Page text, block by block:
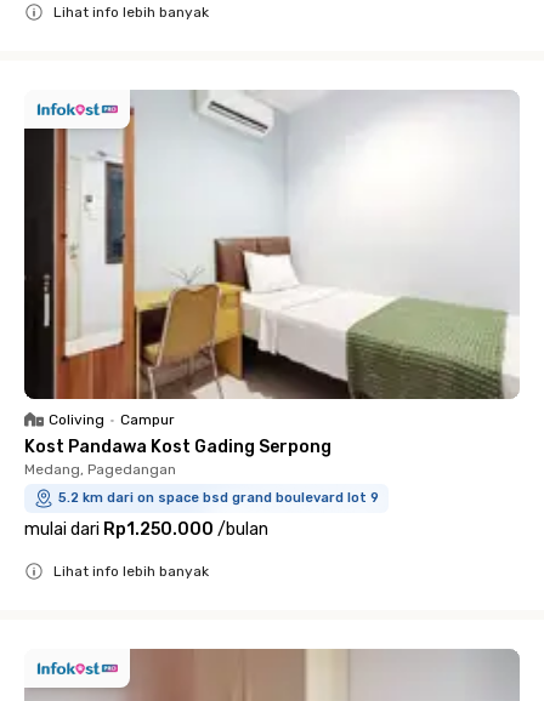
Lihat info lebih banyak
Coliving • Campur
Kost Pandawa Kost Gading Serpong
Medang, Pagedangan
5.2 km dari on space bsd grand boulevard lot 9
mulai dari Rp1.250.000 /bulan
Lihat info lebih banyak